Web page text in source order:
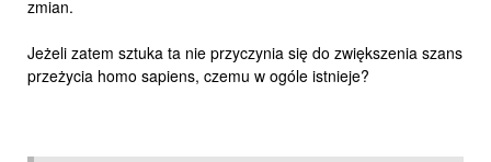
zmian.
Jeżeli zatem sztuka ta nie przyczynia się do zwiększenia szans
przeżycia homo sapiens, czemu w ogóle istnieje?